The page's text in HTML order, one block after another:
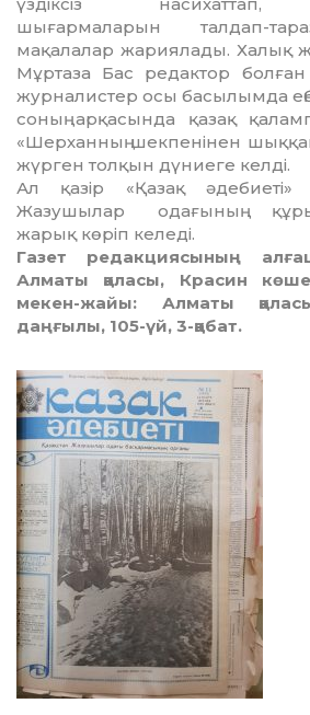
үздіксіз насихаттап,
шығармаларын талдап-
мақалалар жариялады. Халық
Мұртаза Бас ре­дактор болған
жур­налис­тер осы басылымда
соның арқасында қазақ
«Шерханның шекпенінен
жүрген толқын дүниеге келді.
Ал қазір «Қазақ әдебиеті»
Жазушылар одағының
жарық көріп келеді.
Газет редакциясының
Алматы қаласы, Красин
мекен-жайы: Алматы
даңғылы, 105-үй, 3-қабат.